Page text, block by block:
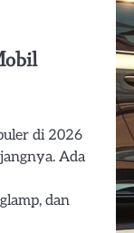
di 2026
Ada
dan